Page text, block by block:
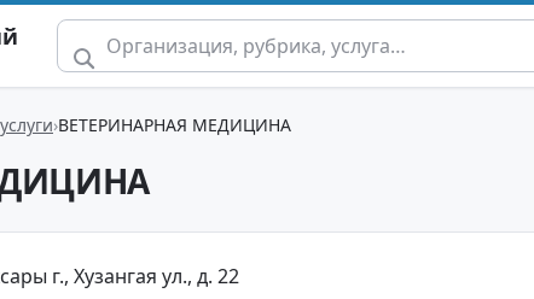
ВЕТЕРИНАРНАЯ МЕДИЦИНА
г., Хузангая ул., д. 22